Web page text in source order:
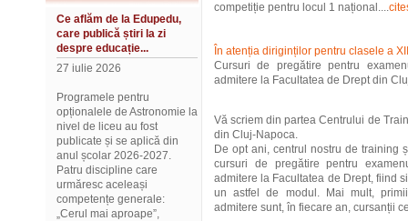
Ce aflăm de la Edupedu,
care publică știri la zi
despre educație...
27 iulie 2026
Programele pentru
opționalele de Astronomie la
nivel de liceu au fost
publicate și se aplică din
anul școlar 2026-2027.
Patru discipline care
urmăresc aceleași
competențe generale:
„Cerul mai aproape”,
competiție pentru locul 1 național....
În atenția diriginților pentru clasele a
Cursuri de pregătire pentru
admitere la Facultatea de Drept din
Vă scriem din partea Centrului de
din Cluj-Napoca.
De opt ani, centrul nostru de training
cursuri de pregătire pentru
admitere la Facultatea de Drept, fiind
un astfel de modul. Mai mult,
admitere sunt, în fiecare an, cursanții